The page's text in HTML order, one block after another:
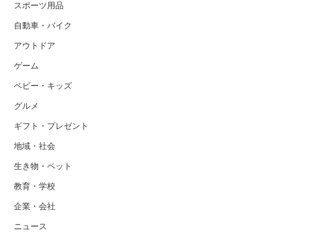
スポーツ用品
自動車・バイク
アウトドア
ゲーム
ベビー・キッズ
グルメ
ギフト・プレゼント
地域・社会
生き物・ペット
教育・学校
企業・会社
ニュース